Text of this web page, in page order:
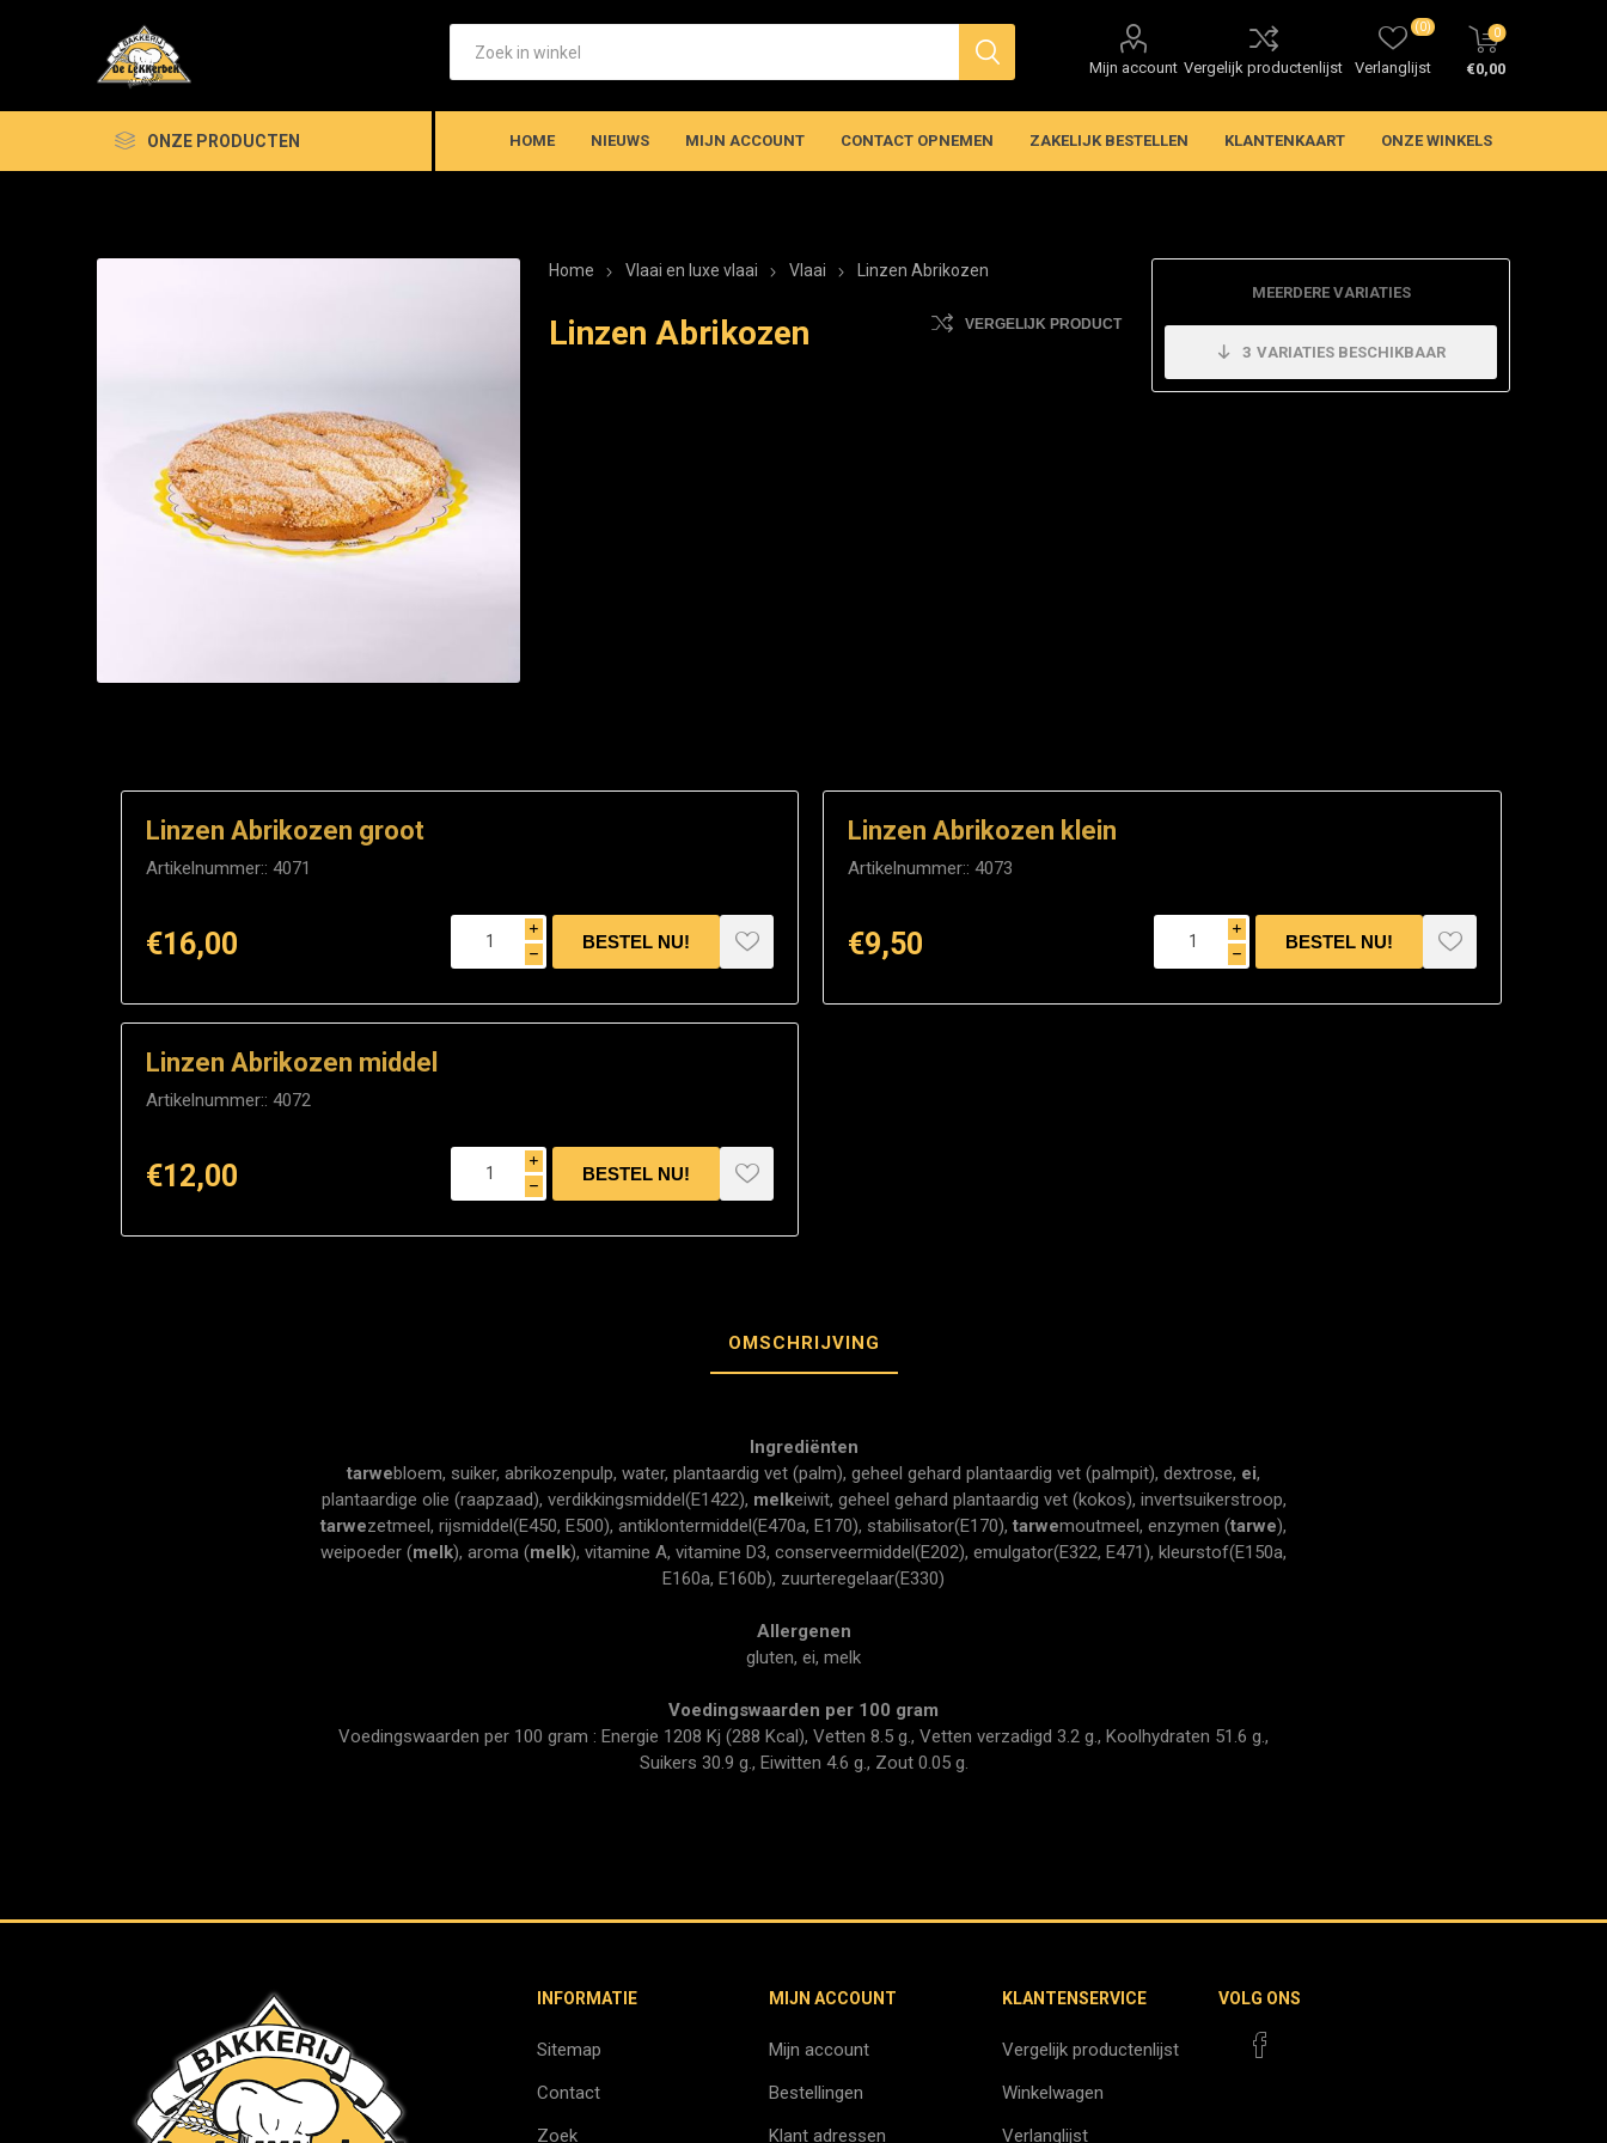
Mijn account Vergelijk productenlijst Verlanglijst
(0) 0
€0,00
ONZE PRODUCTEN HOME NIEUWS MIJN ACCOUNT CONTACT OPNEMEN ZAKELIJK BESTELLEN KLANTENKAART ONZE WINKELS
Home Vlaai en luxe vlaai Vlaai Linzen Abrikozen
Linzen Abrikozen VERGELIJK PRODUCT
MEERDERE VARIATIES
3 VARIATIES BESCHIKBAAR
Linzen Abrikozen groot
Artikelnummer:: 4071
€16,00 i
h
Linzen Abrikozen klein
Artikelnummer:: 4073
€9,50 i
h
Linzen Abrikozen middel
Artikelnummer:: 4072
€12,00 i
h
OMSCHRIJVING
Ingrediënten
tarwebloem, suiker, abrikozenpulp, water, plantaardig vet (palm), geheel gehard plantaardig vet (palmpit), dextrose, ei,
plantaardige olie (raapzaad), verdikkingsmiddel(E1422), melkeiwit, geheel gehard plantaardig vet (kokos), invertsuikerstroop,
tarwezetmeel, rijsmiddel(E450, E500), antiklontermiddel(E470a, E170), stabilisator(E170), tarwemoutmeel, enzymen (tarwe),
weipoeder (melk), aroma (melk), vitamine A, vitamine D3, conserveermiddel(E202), emulgator(E322, E471), kleurstof(E150a,
E160a, E160b), zuurteregelaar(E330)
Allergenen
gluten, ei, melk
Voedingswaarden per 100 gram
Voedingswaarden per 100 gram : Energie 1208 Kj (288 Kcal), Vetten 8.5 g., Vetten verzadigd 3.2 g., Koolhydraten 51.6 g.,
Suikers 30.9 g., Eiwitten 4.6 g., Zout 0.05 g.
INFORMATIE
Sitemap
Contact
Zoek
MIJN ACCOUNT
Mijn account
Bestellingen
Klant adressen
KLANTENSERVICE
Vergelijk productenlijst
Winkelwagen
Verlanglijst
VOLG ONS